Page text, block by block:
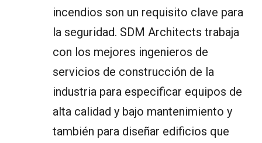
incendios son un requisito clave para
la seguridad. SDM Architects trabaja
con los mejores ingenieros de
servicios de construcción de la
industria para especificar equipos de
alta calidad y bajo mantenimiento y
también para diseñar edificios que